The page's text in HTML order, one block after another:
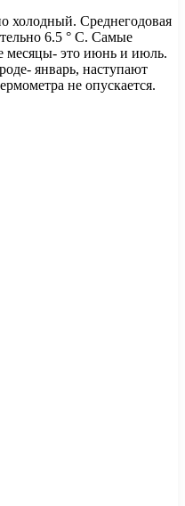
холодный. Среднегодовая
6.5 ° C. Самые
месяцы- это июнь и июль.
январь, наступают
не опускается.